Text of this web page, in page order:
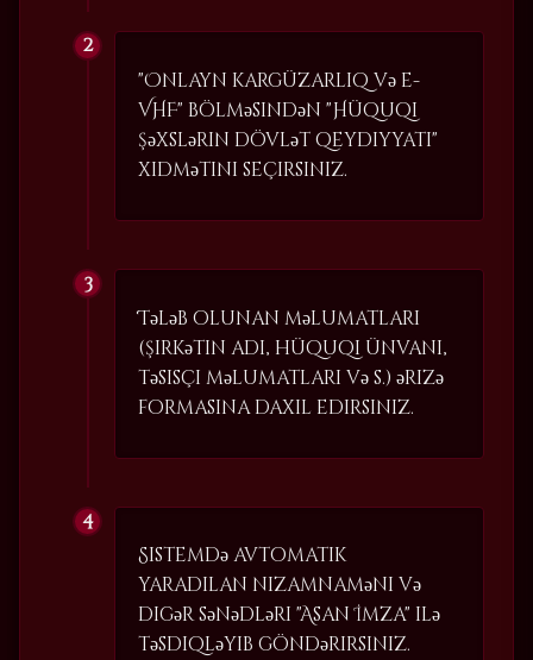
"Onlayn kargüzarlıq və e-
VHF" bölməsindən "Hüquqi
şəxslərin dövlət qeydiyyatı"
xidmətini seçirsiniz.
Tələb olunan məlumatları
(şirkətin adı, hüquqi ünvanı,
təsisçi məlumatları və s.) ərizə
formasına daxil edirsiniz.
Sistemdə avtomatik
yaradılan nizamnaməni və
digər sənədləri "Asan İmza" ilə
təsdiqləyib göndərirsiniz.